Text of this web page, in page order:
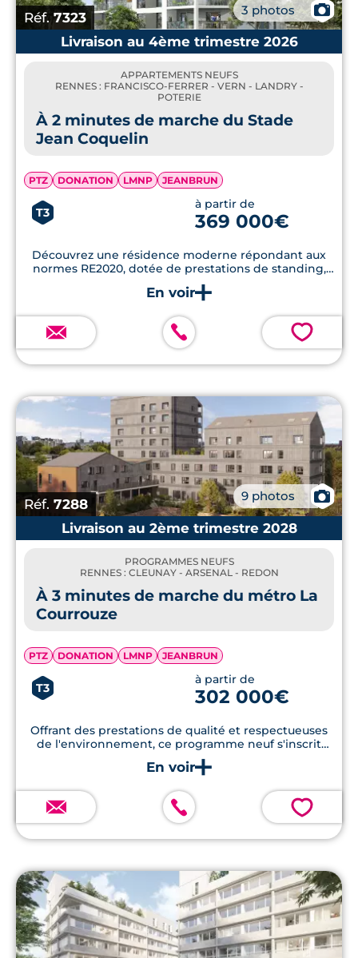
Réf.7323 3 photos
📷
Livraison au 4ème trimestre 2026
APPARTEMENTS NEUFS
RENNES : FRANCISCO-FERRER - VERN - LANDRY -
POTERIE
À 2 minutes de marche du Stade
Jean Coquelin
PTZ DONATION LMNP JEANBRUN
T3
à partir de
369 000€
Découvrez une résidence moderne répondant aux
normes RE2020, dotée de prestations de standing,
incluant parking et espaces verts paysagers, à
quelques pas des services essentiels.
💗
Réf. 7288 9 photos
📷
Livraison au 2ème trimestre 2028
PROGRAMMES NEUFS
RENNES : CLEUNAY - ARSENAL - REDON
À 3 minutes de marche du métro La
Courrouze
PTZ DONATION LMNP JEANBRUN
T3
à partir de
302 000€
Offrant des prestations de qualité et respectueuses
de l'environnement, ce programme neuf s'inscrit
parfaitement dans une démarche de
développement durable grâce à son label RE2020.
💗